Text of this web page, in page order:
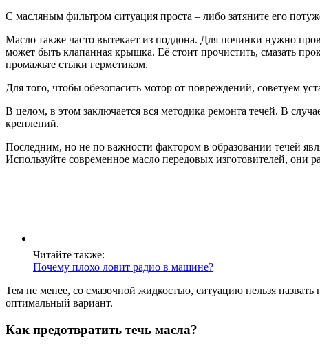
С масляным фильтром ситуация проста – либо затяните его
Масло также часто вытекает из поддона. Для починки нужно
может быть клапанная крышка. Её стоит прочистить, смазать
промажьте стыки герметиком.
Для того, чтобы обезопасить мотор от повреждений, советуем
В целом, в этом заключается вся методика ремонта течей. В
креплений.
Последним, но не по важности фактором в образовании течей
Используйте современное масло передовых изготовителей, они
Читайте также:
Почему плохо ловит радио в машине?
Тем не менее, со смазочной жидкостью, ситуацию нельзя
оптимальный вариант.
Как предотвратить течь масла?